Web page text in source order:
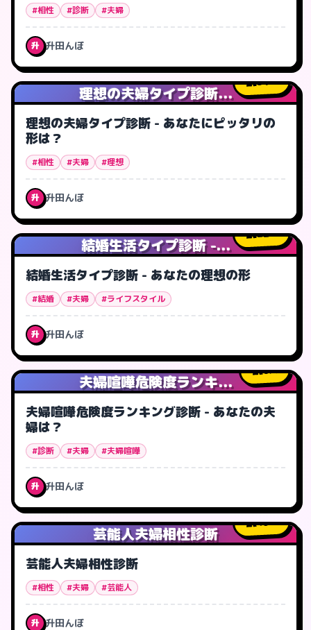
#相性 #診断 #夫婦
升 升田んぼ
理想の夫婦タイプ診断...
31人
理想の夫婦タイプ診断 - あなたにピッタリの
形は？
#相性 #夫婦 #理想
升 升田んぼ
結婚生活タイプ診断 -...
22人
結婚生活タイプ診断 - あなたの理想の形
#結婚 #夫婦 #ライフスタイル
升 升田んぼ
夫婦喧嘩危険度ランキ...
0人
夫婦喧嘩危険度ランキング診断 - あなたの夫
婦は？
#診断 #夫婦 #夫婦喧嘩
升 升田んぼ
芸能人夫婦相性診断
49人
芸能人夫婦相性診断
#相性 #夫婦 #芸能人
升 升田んぼ